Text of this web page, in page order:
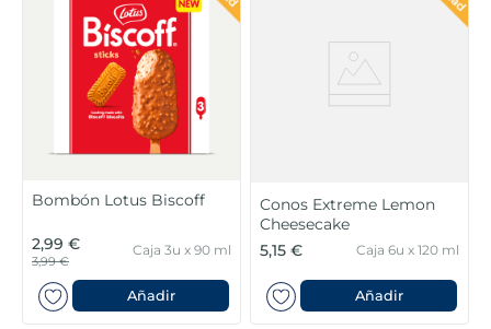
Bombón Lotus Biscoff
2,99 €
3,99 €
Caja 3u x 90 ml
Añadir
Conos Extreme Lemon
Cheesecake
5,15 €
Caja 6u x 120 ml
Añadir